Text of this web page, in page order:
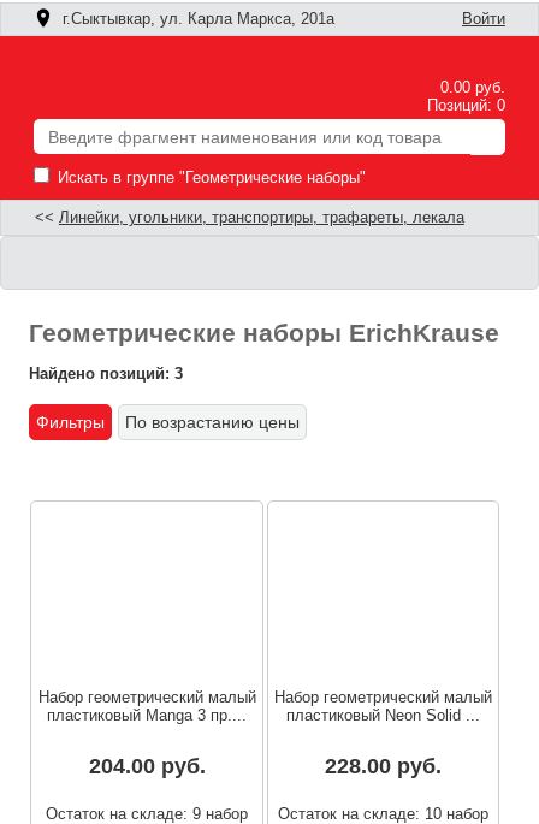
г.Сыктывкар, ул. Карла Маркса, 201а Войти
0.00 руб.
Позиций: 0
Искать в группе "Геометрические наборы"
<< Линейки, угольники, транспортиры, трафареты, лекала
Геометрические наборы ErichKrause
Найдено позиций: 3
Фильтры По возрастанию цены
Набор геометрический малый
пластиковый Manga 3 пр....
204.00 руб.
Остаток на складе: 9 набор
Набор геометрический малый
пластиковый Neon Solid ...
228.00 руб.
Остаток на складе: 10 набор